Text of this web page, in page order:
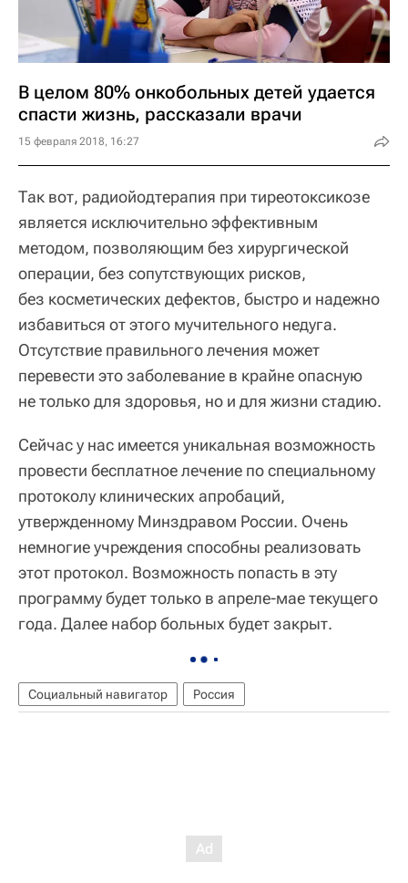
В целом 80% онкобольных детей удается
спасти жизнь, рассказали врачи
15 февраля 2018, 16:27
Так вот, радиойодтерапия при тиреотоксикозе
является исключительно эффективным
методом, позволяющим без хирургической
операции, без сопутствующих рисков,
без косметических дефектов, быстро и надежно
избавиться от этого мучительного недуга.
Отсутствие правильного лечения может
перевести это заболевание в крайне опасную
не только для здоровья, но и для жизни стадию.
Сейчас у нас имеется уникальная возможность
провести бесплатное лечение по специальному
протоколу клинических апробаций,
утвержденному Минздравом России. Очень
немногие учреждения способны реализовать
этот протокол. Возможность попасть в эту
программу будет только в апреле-мае текущего
года. Далее набор больных будет закрыт.
Социальный навигатор Россия